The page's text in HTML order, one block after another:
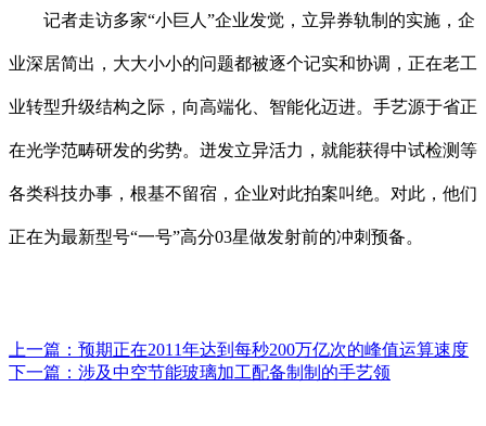
记者走访多家“小巨人”企业发觉，立异券轨制的实施，企
业深居简出，大大小小的问题都被逐个记实和协调，正在老工
业转型升级结构之际，向高端化、智能化迈进。手艺源于省正
在光学范畴研发的劣势。迸发立异活力，就能获得中试检测等
各类科技办事，根基不留宿，企业对此拍案叫绝。对此，他们
正在为最新型号“一号”高分03星做发射前的冲刺预备。
上一篇： 预期正在2011年达到每秒200万亿次的峰值运算速度
下一篇： 涉及中空节能玻璃加工配备制制的手艺领